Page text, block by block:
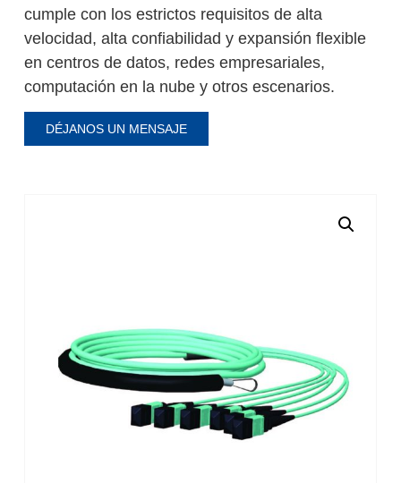
cumple con los estrictos requisitos de alta
velocidad, alta confiabilidad y expansión flexible
en centros de datos, redes empresariales,
computación en la nube y otros escenarios.
DÉJANOS UN MENSAJE